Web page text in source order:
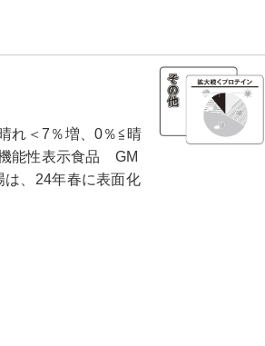
れ＜7％増、0％≦晴
能性表示食品 GM
は、24年春に表面化